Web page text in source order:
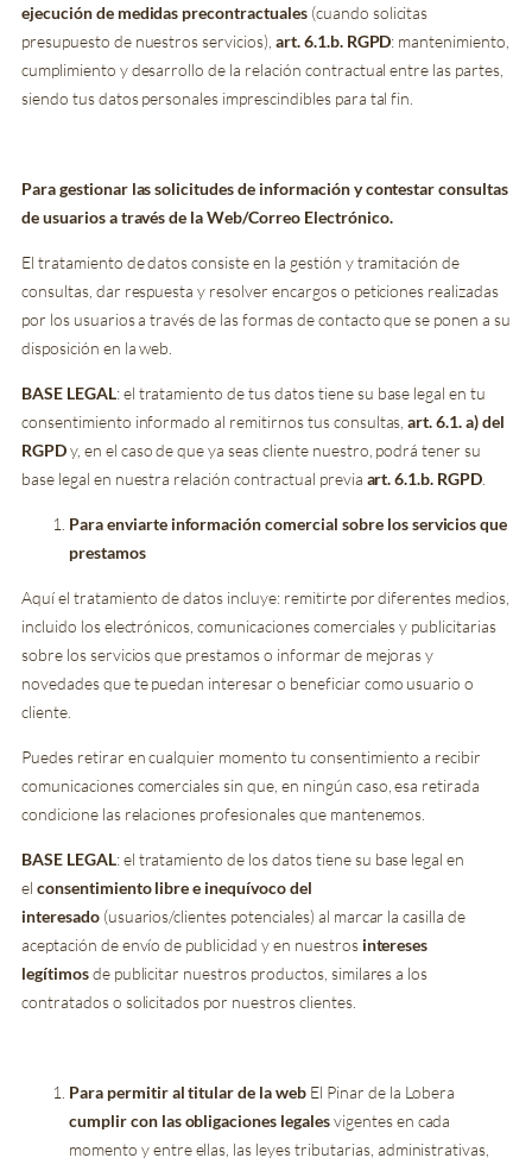
ejecución de medidas precontractuales (cuando solicitas
presupuesto de nuestros servicios), art. 6.1.b. RGPD: mantenimiento,
cumplimiento y desarrollo de la relación contractual entre las partes,
siendo tus datos personales imprescindibles para tal fin.
Para gestionar las solicitudes de información y contestar consultas
de usuarios a través de la Web/Correo Electrónico.
El tratamiento de datos consiste en la gestión y tramitación de
consultas, dar respuesta y resolver encargos o peticiones realizadas
por los usuarios a través de las formas de contacto que se ponen a su
disposición en la web.
BASE LEGAL: el tratamiento de tus datos tiene su base legal en tu
consentimiento informado al remitirnos tus consultas,art. 6.1. a) del
RGPDy, en el caso de que ya seas cliente nuestro, podrá tener su
base legal en nuestra relación contractual previa art. 6.1.b. RGPD
Para enviarte información comercial sobre los servicios que
prestamos
Aquí el tratamiento de datos incluye: remitirte por diferentes medios,
incluido los electrónicos, comunicaciones comerciales y publicitarias
sobre los servicios que prestamos o informar de mejoras y
novedades que te puedan interesar o beneficiar como usuario o
cliente.
Puedes retirar en cualquier momento tu consentimiento a recibir
comunicaciones comerciales sin que, en ningún caso, esa retirada
condicione las relaciones profesionales que mantenemos.
BASE LEGAL: el tratamiento de los datos tiene su base legal en
el consentimiento libre e inequívoco del
interesado (usuarios/clientes potenciales) al marcar la casilla de
aceptación de envío de publicidad y en nuestrosintereses
legítimosde publicitar nuestros productos, similares a los
contratados o solicitados por nuestros clientes.
Para permitir al titular de la web El Pinar de la Lobera
cumplir con las obligaciones legalesvigentes en cada
momento y entre ellas, las leyes tributarias, administrativas,